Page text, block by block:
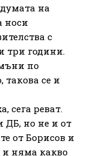
на
носи
с
три години.
по
такова се и
сега реват.
ДБ, но не и от
от Борисов и
и няма какво